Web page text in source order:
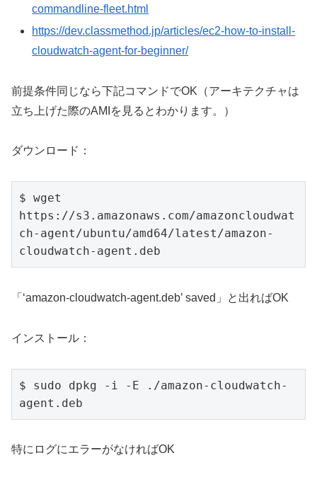
commandline-fleet.html
https://dev.classmethod.jp/articles/ec2-how-to-install-
cloudwatch-agent-for-beginner/
前提条件同じなら下記コマンドでOK（アーキテクチャは
立ち上げた際のAMIを見るとわかります。）
ダウンロード：
$ wget
https://s3.amazonaws.com/amazoncloudwat
ch-agent/ubuntu/amd64/latest/amazon-
cloudwatch-agent.deb
「‘amazon-cloudwatch-agent.deb’ saved」と出ればOK
インストール：
$ sudo dpkg -i -E ./amazon-cloudwatch-
agent.deb
特にログにエラーがなければOK